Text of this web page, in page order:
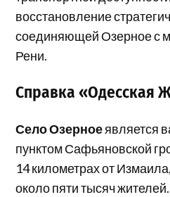
восстановление
соединяющей Озерное с
Рени.
Справка «Одесская
Село Озерноеявляется
пунктом Сафьяновской
14 километрах от
около пяти тысяч